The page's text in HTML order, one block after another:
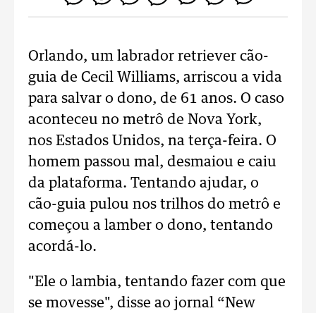
Orlando, um labrador retriever cão-
guia de Cecil Williams, arriscou a vida
para salvar o dono, de 61 anos. O caso
aconteceu no metrô de Nova York,
nos Estados Unidos, na terça-feira. O
homem passou mal, desmaiou e caiu
da plataforma. Tentando ajudar, o
cão-guia pulou nos trilhos do metrô e
começou a lamber o dono, tentando
acordá-lo.
"Ele o lambia, tentando fazer com que
se movesse", disse ao jornal “New